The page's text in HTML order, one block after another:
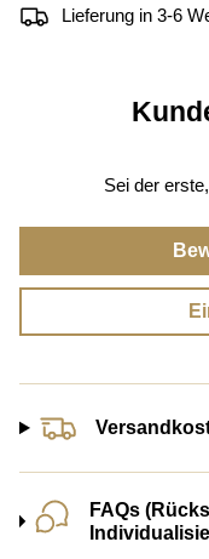
Lieferung in 3-6
Sei der
FAQs